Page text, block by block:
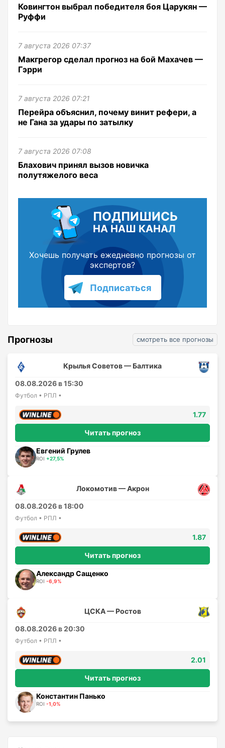
Ковингтон выбрал победителя боя Царукян —
Руффи
7 августа 2026 07:37
Макгрегор сделал прогноз на бой Махачев —
Гэрри
7 августа 2026 07:21
Перейра объяснил, почему винит рефери, а
не Гана за удары по затылку
7 августа 2026 07:08
Блахович принял вызов новичка
полутяжелого веса
ПОДПИШИСЬ
НА НАШ КАНАЛ
Хочешь получать ежедневно прогнозы от
экспертов?
Подписаться
Прогнозы смотреть все прогнозы
Крылья Советов — Балтика
08.08.2026 в 15:30
Футбол • РПЛ •
1.77
Читать прогноз
Евгений Грулев
ROI +27,5%
Локомотив — Акрон
08.08.2026 в 18:00
Футбол • РПЛ •
1.87
Читать прогноз
Александр Сащенко
ROI -6,9%
ЦСКА — Ростов
08.08.2026 в 20:30
Футбол • РПЛ •
2.01
Читать прогноз
Константин Панько
ROI -1,0%